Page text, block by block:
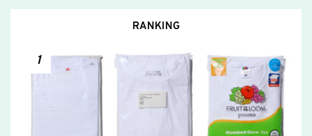
RANKING
1